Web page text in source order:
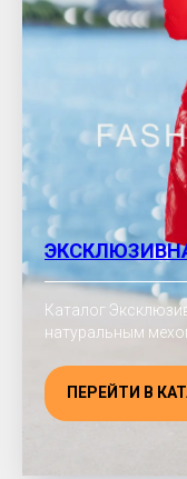
Каталог
натуральным
ПЕРЕЙТИ В